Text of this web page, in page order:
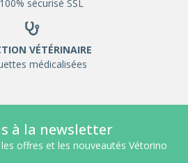
sécurisé SSL
VÉTÉRINAIRE
médicalisées
à la newsletter
offres et les nouveautés Vétorino